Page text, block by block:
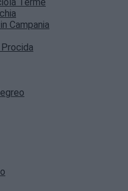
Campania